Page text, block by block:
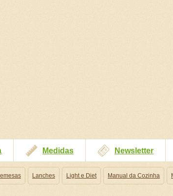
Medidas Newsletter
Lanches Light e Diet Manual da Cozinha